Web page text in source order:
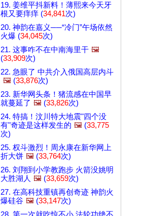
19. 姜维平抖新料！薄熙来今天牙
根又要痒痒 (34,841次)
20. 神韵在嘉义──“冷门”午场依然
火爆 (34,045次)
21. 这事咋不在中南海里干 🖼️
(33,909次)
22. 急眼了 中共介入俄国高层内斗
🖼️ (33,876次)
23. 新华网头条！猪流感在中国早
就蔓延了 🖼️ (33,826次)
24. 特搞！汶川特大地震"四个没
有"奇迹是这样发生的 🖼️ (33,775
次)
25. 权斗激烈！周永康在新华网上
折大饼 🖼️ (33,764次)
26. 刘翔到小学教跑步 火箭没姚明
大胜湖人 🖼️ (33,659次)
27. 在高科技重镇再创奇迹 神韵火
爆硅谷 🖼️ (33,147次)
28. 第一次就吃惊不小 法轮功绝不